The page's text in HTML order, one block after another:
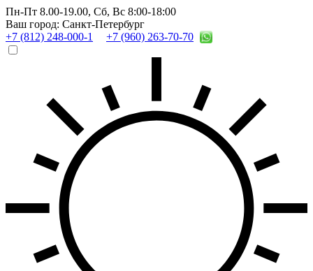
Пн-Пт 8.00-19.00, Сб, Вс 8:00-18:00
Ваш город: Санкт-Петербург
+7 (812) 248-000-1
+7 (960) 263-70-70